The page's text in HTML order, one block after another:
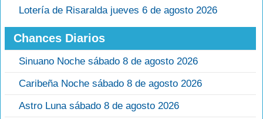
Lotería de Risaralda jueves 6 de agosto 2026
Chances Diarios
Sinuano Noche sábado 8 de agosto 2026
Caribeña Noche sábado 8 de agosto 2026
Astro Luna sábado 8 de agosto 2026